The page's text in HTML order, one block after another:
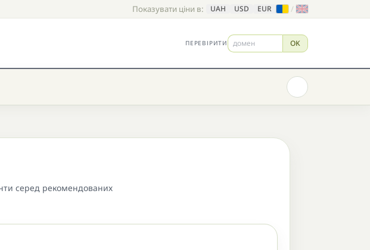
Показувати ціни в: UAH USD EUR /
ПЕРЕВІРИТИ OK
серед рекомендованих